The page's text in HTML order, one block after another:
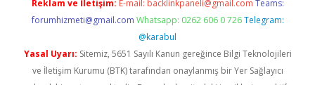
Reklam ve İletişim: E-mail: backlinkpaneli@gmail.com Teams:
forumhizmeti@gmail.com Whatsapp: 0262 606 0 726 Telegram:
@karabul
Yasal Uyarı: Sitemiz, 5651 Sayılı Kanun gereğince Bilgi Teknolojileri
ve İletişim Kurumu (BTK) tarafından onaylanmış bir Yer Sağlayıcı